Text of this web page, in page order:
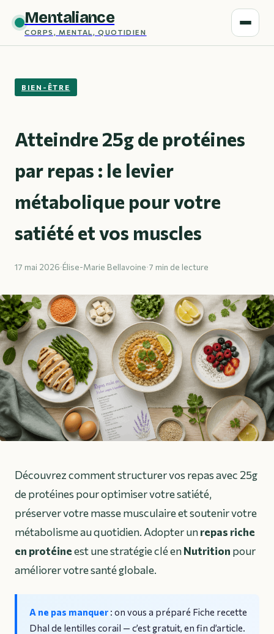
Mentaliance
CORPS, MENTAL, QUOTIDIEN
BIEN-ÊTRE
Atteindre 25g de protéines
par repas : le levier
métabolique pour votre
satiété et vos muscles
17 mai 2026·Élise-Marie Bellavoine·7 min de lecture
Découvrez comment structurer vos repas avec 25g
de protéines pour optimiser votre satiété,
préserver votre masse musculaire et soutenir votre
métabolisme au quotidien. Adopter unrepas riche
en protéineest une stratégie clé enNutrition pour
améliorer votre santé globale.
A ne pas manquer : on vous a préparé Fiche recette
Dhal de lentilles corail — c’est gratuit, en fin d’article.